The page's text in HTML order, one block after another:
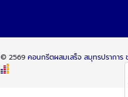
© 2569คอนกรีตผสมเสร็จ สมุทรปราการ